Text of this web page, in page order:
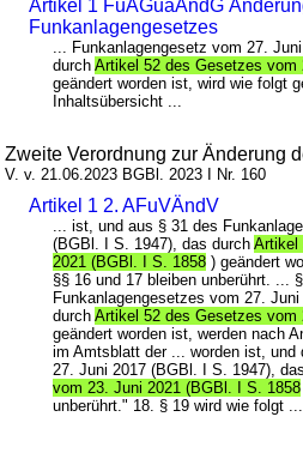
Artikel 1 FuAGuaÄndG
Funkanlagengesetzes
... Funkanlagengesetz vom 27.
durchArtikel 52 des Gesetzes
geändert worden ist, wird wie folgt
Inhaltsübersicht ...
Zweite Verordnung zur Änderung
V. v. 21.06.2023 BGBl. 2023 I Nr. 160
Artikel 1 2. AFuVÄndV
... ist, und aus § 31 des
(BGBl. I S. 1947), das durchArtikel
2021 (BGBl. I S. 1858 ) geändert
§§ 16 und 17 bleiben unberührt. ...
Funkanlagengesetzes vom 27.
durchArtikel 52 des Gesetzes
geändert worden ist, werden nach
im Amtsblatt der ... worden ist, und
27. Juni 2017 (BGBl. I S. 1947),
vom 23. Juni 2021 (BGBl. I S. 1858
unberührt." 18. § 19 wird wie folgt ...